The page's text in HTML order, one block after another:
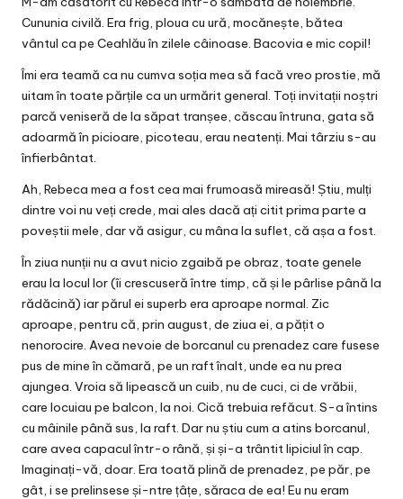
Cununia civilă. Era frig, ploua cu ură, mocănește, bătea
vântul ca pe Ceahlău în zilele câinoase. Bacovia e mic copil!
Îmi era teamă ca nu cumva soția mea să facă vreo prostie, mă
uitam în toate părțile ca un urmărit general. Toți invitații noștri
parcă veniseră de la săpat tranșee, căscau întruna, gata să
adoarmă în picioare, picoteau, erau neatenți. Mai târziu s-au
înfierbântat.
Ah, Rebeca mea a fost cea mai frumoasă mireasă! Știu, mulți
dintre voi nu veți crede, mai ales dacă ați citit prima parte a
poveștii mele, dar vă asigur, cu mâna la suflet, că așa a fost.
În ziua nunții nu a avut nicio zgaibă pe obraz, toate genele
erau la locul lor (îi crescuseră între timp, că și le pârlise până la
rădăcină) iar părul ei superb era aproape normal. Zic
aproape, pentru că, prin august, de ziua ei, a pățit o
nenorocire. Avea nevoie de borcanul cu prenadez care fusese
pus de mine în cămară, pe un raft înalt, unde ea nu prea
ajungea. Vroia să lipească un cuib, nu de cuci, ci de vrăbii,
care locuiau pe balcon, la noi. Cică trebuia refăcut. S-a întins
cu mâinile până sus, la raft. Dar nu știu cum a atins borcanul,
care avea capacul într-o rână, și și-a trântit lipiciul în cap.
Imaginați-vă, doar. Era toată plină de prenadez, pe păr, pe
gât, i se prelinsese și-ntre țâțe, săraca de ea! Eu nu eram